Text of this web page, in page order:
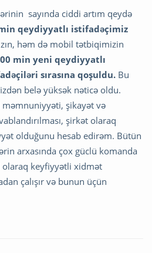
sayında ciddi artım qeydə
qeydiyyatlı istifadəçimiz
həm də mobil tətbiqimizin
min yeni qeydiyyatlı
sırasına qoşuldu. Bu
belə yüksək nəticə oldu.
şikayət və
şirkət olaraq
olduğunu hesab edirəm. Bütün
arxasında çox güclü komanda
olaraq keyfiyyətli xidmət
çalışır və bunun üçün